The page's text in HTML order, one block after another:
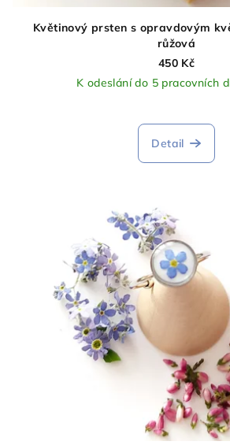
Květinový prsten s opravdovým
růžová
450 Kč
K odeslání do 5 pracovních
Detail